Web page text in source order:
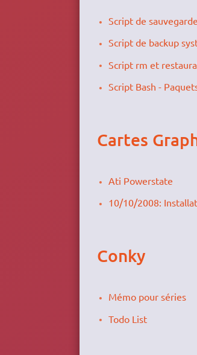
Script de
Script de backup
Script rm et
Script Bash -
Cartes
Ati Powerstate
10/10/2008:
Conky
Mémo pour séries
Todo List